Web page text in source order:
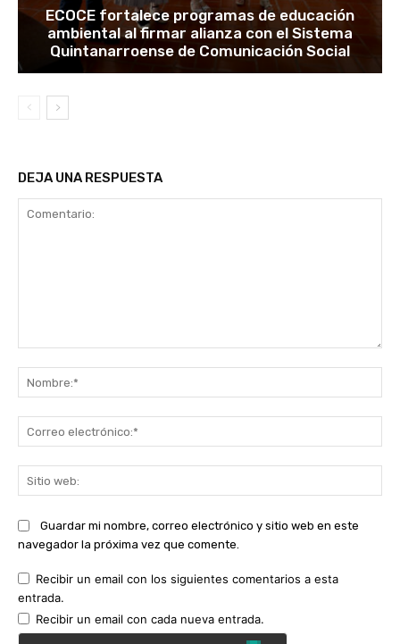
ECOCE fortalece programas de educación
ambiental al firmar alianza con el Sistema
Quintanarroense de Comunicación Social
DEJA UNA RESPUESTA
Guardar mi nombre, correo electrónico y sitio web en este
navegador la próxima vez que comente.
Recibir un email con los siguientes comentarios a esta
entrada.
Recibir un email con cada nueva entrada.